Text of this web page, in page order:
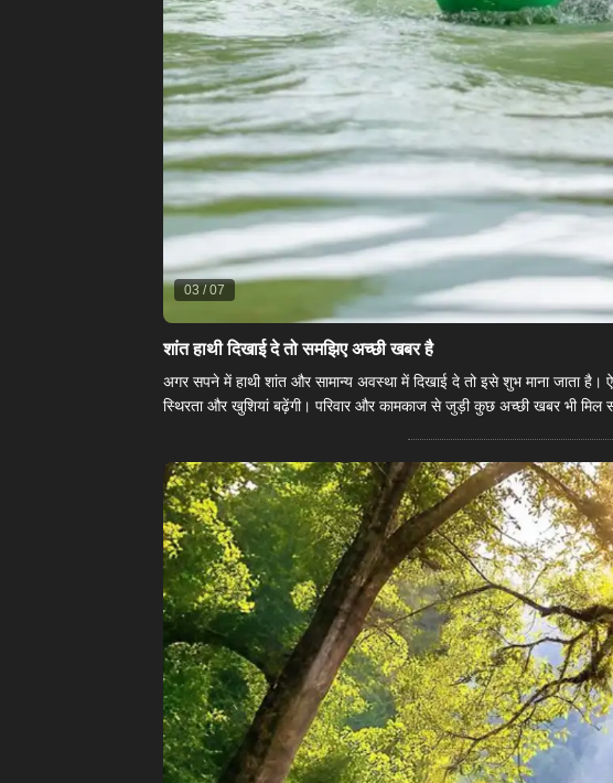
03 /07
शांत हाथी दिखाई दे तो समझिए अच्छी खबर है
अगर सपने में हाथी शांत और सामान्य अवस्था में दिखाई दे तो इसे शुभ माना जाता
स्थिरता और खुशियां बढ़ेंगी। परिवार और कामकाज से जुड़ी कुछ अच्छी खबर भी मिल